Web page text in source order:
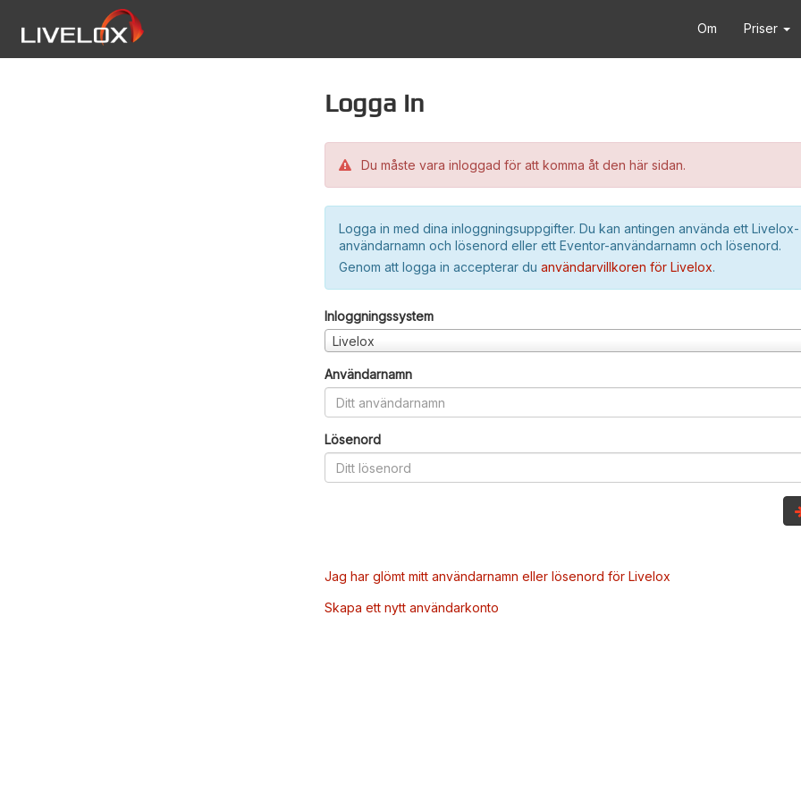
Om Priser
Logga in
Du måste vara inloggad för att komma åt den här sidan.
Logga in med dina inloggningsuppgifter. Du kan antingen använda ett Livelox-
användarnamn och lösenord eller ett Eventor-användarnamn och lösenord.
Genom att logga in accepterar du användarvillkoren för Livelox.
Inloggningssystem
Livelox
Användarnamn
Lösenord
Jag har glömt mitt användarnamn eller lösenord för Livelox
Skapa ett nytt användarkonto